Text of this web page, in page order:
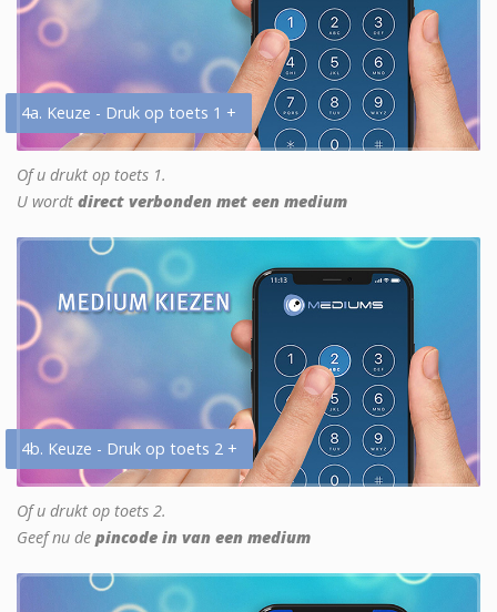
4a. Keuze - Druk op toets 1 +
Of u drukt op toets 1.
U wordt direct verbonden met een medium
4b. Keuze - Druk op toets 2 +
Of u drukt op toets 2.
Geef nu de pincode in van een medium